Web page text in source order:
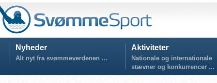
Nyheder
Alt nyt fra svømmeverdenen ...
Aktiviteter
Nationale og internationale
stævner og konkurrencer ...